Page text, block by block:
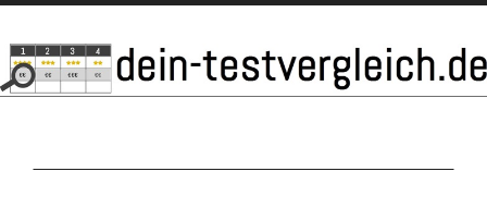
SKIP